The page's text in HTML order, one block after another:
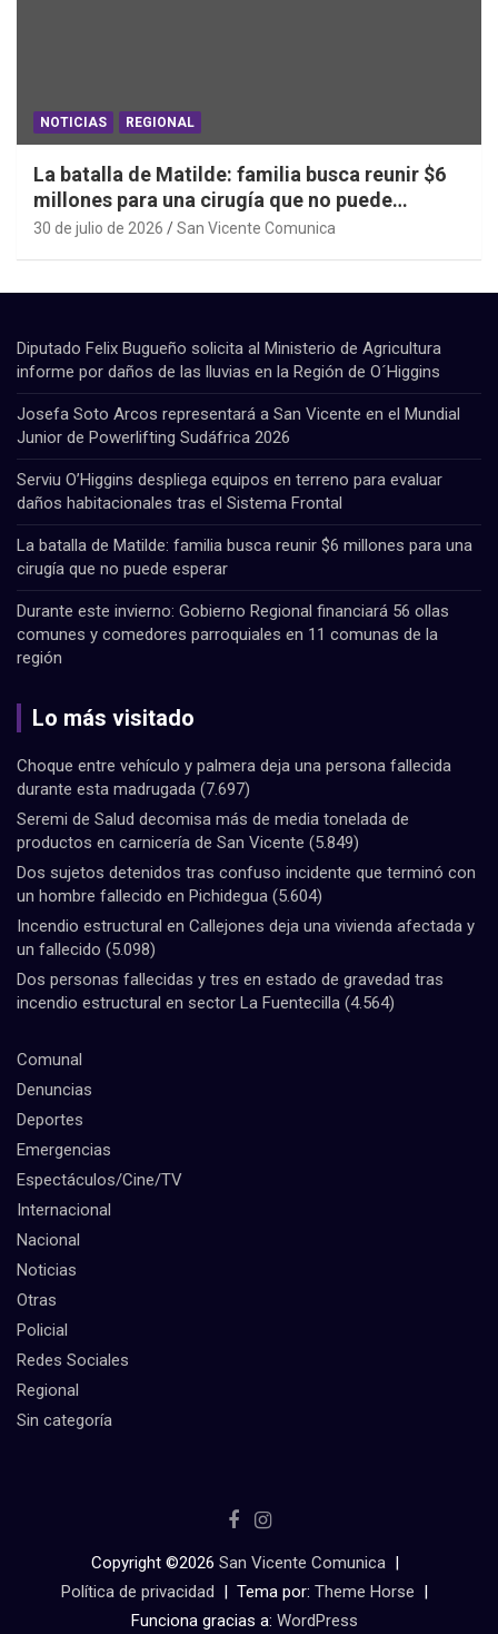
NOTICIAS REGIONAL
La batalla de Matilde: familia busca reunir $6
millones para una cirugía que no puede
esperar
30 de julio de 2026 San Vicente Comunica
Diputado Felix Bugueño solicita al Ministerio de Agricultura
informe por daños de las lluvias en la Región de O´Higgins
Josefa Soto Arcos representará a San Vicente en el Mundial
Junior de Powerlifting Sudáfrica 2026
Serviu O’Higgins despliega equipos en terreno para evaluar
daños habitacionales tras el Sistema Frontal
La batalla de Matilde: familia busca reunir $6 millones para una
cirugía que no puede esperar
Durante este invierno: Gobierno Regional financiará 56 ollas
comunes y comedores parroquiales en 11 comunas de la
región
Lo más visitado
Choque entre vehículo y palmera deja una persona fallecida
durante esta madrugada (7.697)
Seremi de Salud decomisa más de media tonelada de
productos en carnicería de San Vicente (5.849)
Dos sujetos detenidos tras confuso incidente que terminó con
un hombre fallecido en Pichidegua (5.604)
Incendio estructural en Callejones deja una vivienda afectada y
un fallecido (5.098)
Dos personas fallecidas y tres en estado de gravedad tras
incendio estructural en sector La Fuentecilla (4.564)
Comunal
Denuncias
Deportes
Emergencias
Espectáculos/Cine/TV
Internacional
Nacional
Noticias
Otras
Policial
Redes Sociales
Regional
Sin categoría
Copyright ©2026 San Vicente Comunica
Política de privacidad
Tema por: Theme Horse
Funciona gracias a: WordPress